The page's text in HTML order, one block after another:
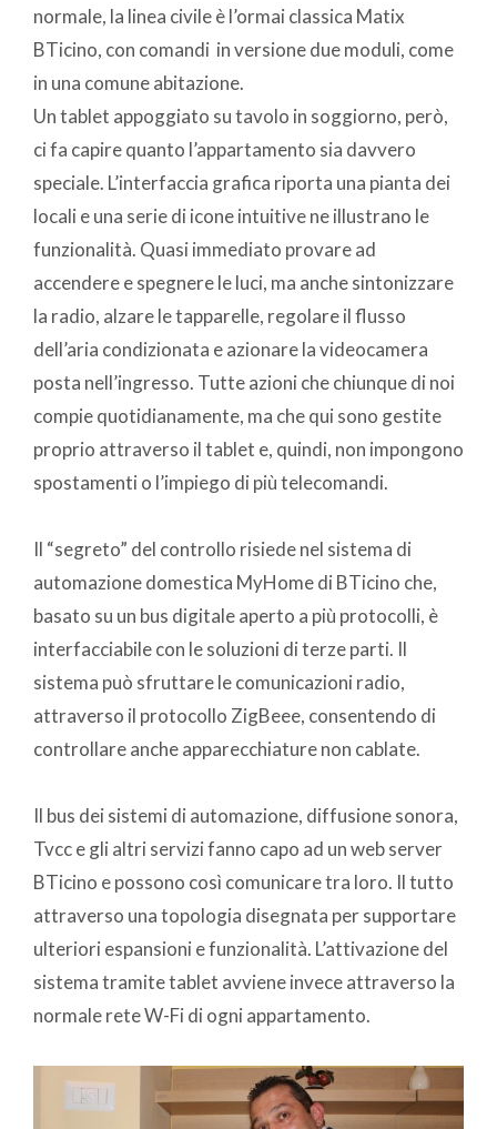
normale, la linea civile è l’ormai classica Matix
BTicino, con comandi in versione due moduli, come
in una comune abitazione.
Un tablet appoggiato su tavolo in soggiorno, però,
ci fa capire quanto l’appartamento sia davvero
speciale. L’interfaccia grafica riporta una pianta dei
locali e una serie di icone intuitive ne illustrano le
funzionalità. Quasi immediato provare ad
accendere e spegnere le luci, ma anche sintonizzare
la radio, alzare le tapparelle, regolare il flusso
dell’aria condizionata e azionare la videocamera
posta nell’ingresso. Tutte azioni che chiunque di noi
compie quotidianamente, ma che qui sono gestite
proprio attraverso il tablet e, quindi, non impongono
spostamenti o l’impiego di più telecomandi.
Il “segreto” del controllo risiede nel sistema di
automazione domestica MyHome di BTicino che,
basato su un bus digitale aperto a più protocolli, è
interfacciabile con le soluzioni di terze parti. Il
sistema può sfruttare le comunicazioni radio,
attraverso il protocollo ZigBeee, consentendo di
controllare anche apparecchiature non cablate.
Il bus dei sistemi di automazione, diffusione sonora,
Tvcc e gli altri servizi fanno capo ad un web server
BTicino e possono così comunicare tra loro. Il tutto
attraverso una topologia disegnata per supportare
ulteriori espansioni e funzionalità. L’attivazione del
sistema tramite tablet avviene invece attraverso la
normale rete W-Fi di ogni appartamento.